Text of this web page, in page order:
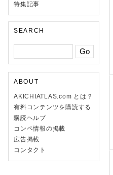
特集記事
SEARCH
ABOUT
AKICHIATLAS.com とは？
有料コンテンツを購読する
購読ヘルプ
コンペ情報の掲載
広告掲載
コンタクト